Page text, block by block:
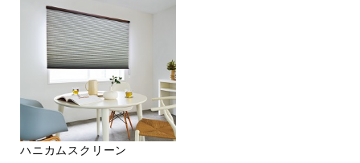
ハニカムスクリーン